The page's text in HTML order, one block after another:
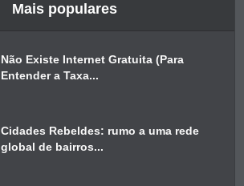
Mais populares
Não Existe Internet Gratuita (Para
Entender a Taxa...
Cidades Rebeldes: rumo a uma rede
global de bairros...